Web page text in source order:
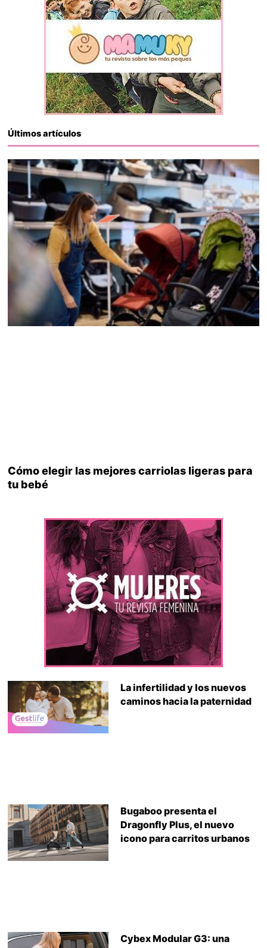
Últimos artículos
Cómo elegir las mejores carriolas ligeras para
tu bebé
La infertilidad y los nuevos
caminos hacia la paternidad
Bugaboo presenta el
Dragonfly Plus, el nuevo
icono para carritos urbanos
Cybex Modular G3: una